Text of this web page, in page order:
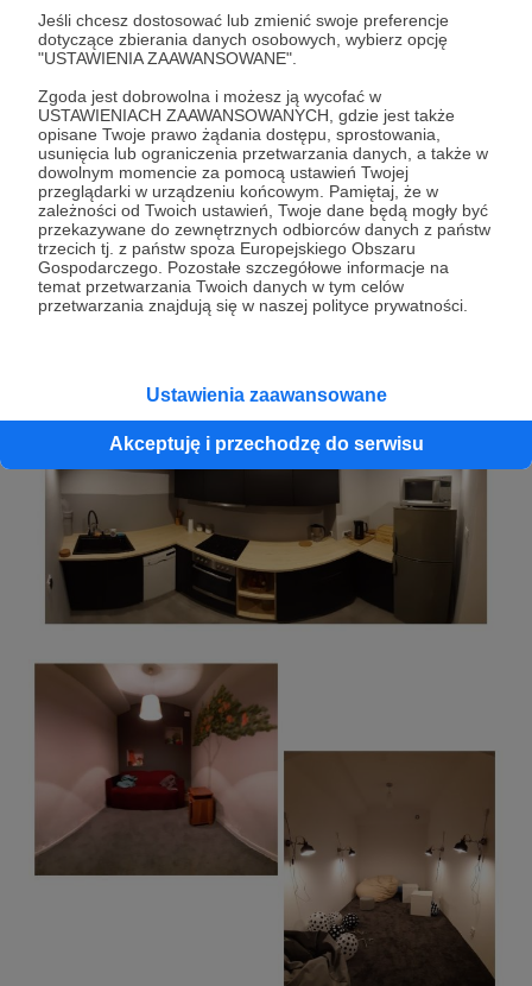
Jeśli chcesz dostosować lub zmienić swoje preferencje
dotyczące zbierania danych osobowych, wybierz opcję
"USTAWIENIA ZAAWANSOWANE".
Zgoda jest dobrowolna i możesz ją wycofać w
USTAWIENIACH ZAAWANSOWANYCH, gdzie jest także
opisane Twoje prawo żądania dostępu, sprostowania,
usunięcia lub ograniczenia przetwarzania danych, a także w
dowolnym momencie za pomocą ustawień Twojej
przeglądarki w urządzeniu końcowym. Pamiętaj, że w
zależności od Twoich ustawień, Twoje dane będą mogły być
przekazywane do zewnętrznych odbiorców danych z państw
trzecich tj. z państw spoza Europejskiego Obszaru
Gospodarczego. Pozostałe szczegółowe informacje na
temat przetwarzania Twoich danych w tym celów
przetwarzania znajdują się w naszej polityce prywatności.
Ustawienia zaawansowane
Akceptuję i przechodzę do serwisu